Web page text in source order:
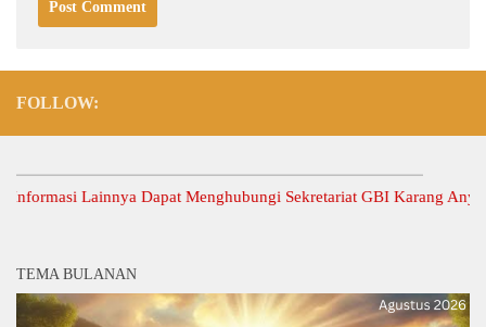
FOLLOW:
Lainnya Dapat Menghubungi Sekretariat GBI Karang Anyar.
TEMA BULANAN